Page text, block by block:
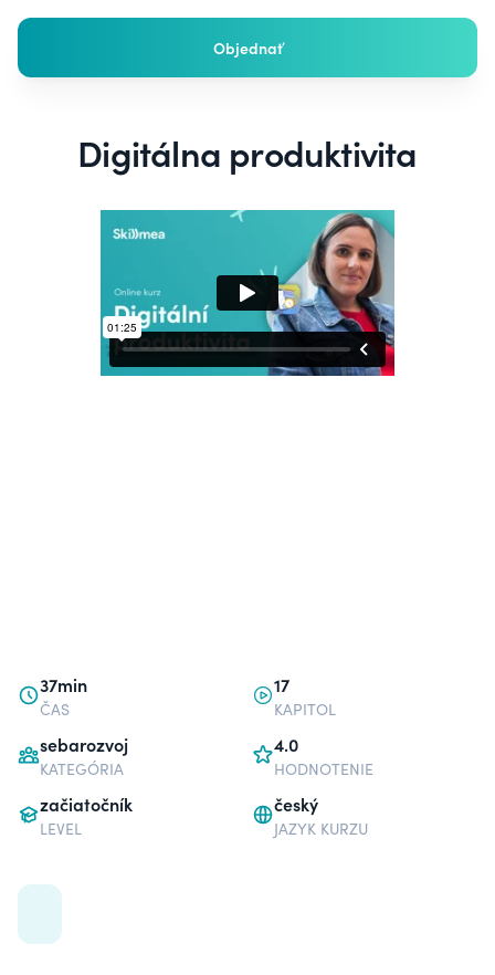
Objednať
Digitálna produktivita
37min
ČAS
17
KAPITOL
sebarozvoj
KATEGÓRIA
4.0
HODNOTENIE
začiatočník
LEVEL
český
JAZYK KURZU